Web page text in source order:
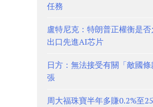
任務
盧特尼克：特朗普正權衡是
出口先進AI芯片
日方：無法接受有關「敵國
張
周大福珠寶半年多賺0.2%至